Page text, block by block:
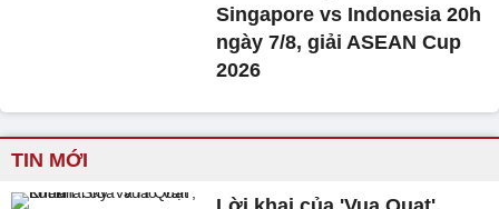
Singapore vs Indonesia 20h
ngày 7/8, giải ASEAN Cup
2026
TIN MỚI